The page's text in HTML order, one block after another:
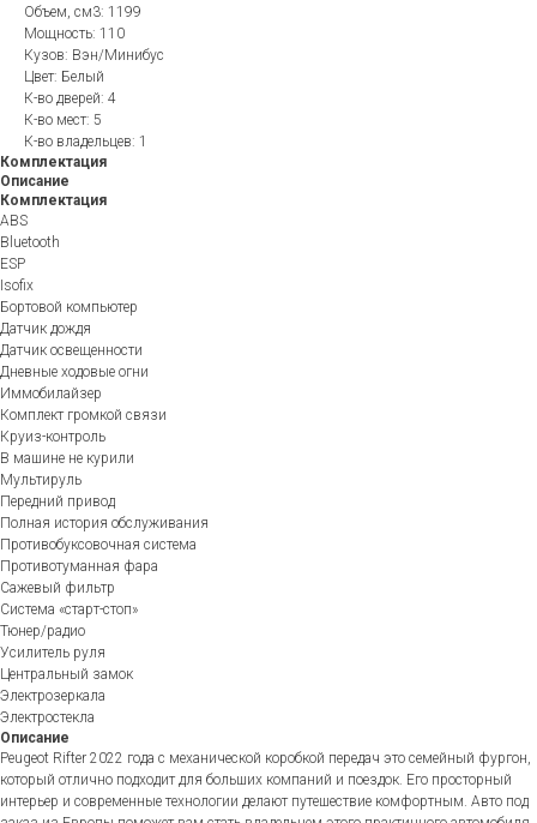
Объем, см3: 1199
Мощность: 110
Кузов: Вэн/Минибус
Цвет: Белый
К-во дверей: 4
К-во мест: 5
К-во владельцев: 1
Комплектация
Описание
Комплектация
ABS
Bluetooth
ESP
Isofix
Бортовой компьютер
Датчик дождя
Датчик освещенности
Дневные ходовые огни
Иммобилайзер
Комплект громкой связи
Круиз-контроль
В машине не курили
Мультируль
Передний привод
Полная история обслуживания
Противобуксовочная система
Противотуманная фара
Сажевый фильтр
Система «старт-стоп»
Тюнер/радио
Усилитель руля
Центральный замок
Электрозеркала
Электростекла
Описание
Peugeot Rifter 2022 года с механической коробкой передач это семейный фургон,
который отлично подходит для больших компаний и поездок. Его просторный
интерьер и современные технологии делают путешествие комфортным. Авто под